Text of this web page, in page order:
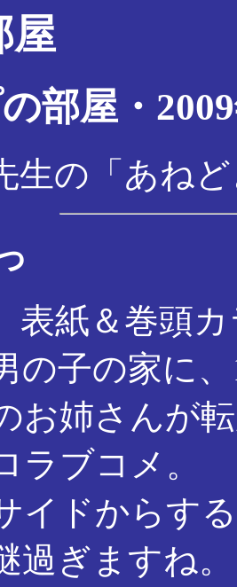
屋
部屋・
生の「あね
表紙＆巻頭
の子の家に
お姉さんが
ラブコメ。
イドからす
過ぎますね